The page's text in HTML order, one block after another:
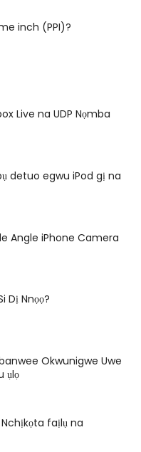
inch (PPI)?
Live na UDP Nọmba
detuo egwu iPod gị na
Angle iPhone Camera
Dị Nnọọ?
Okwunigwe Uwe
ụlọ
faịlụ na